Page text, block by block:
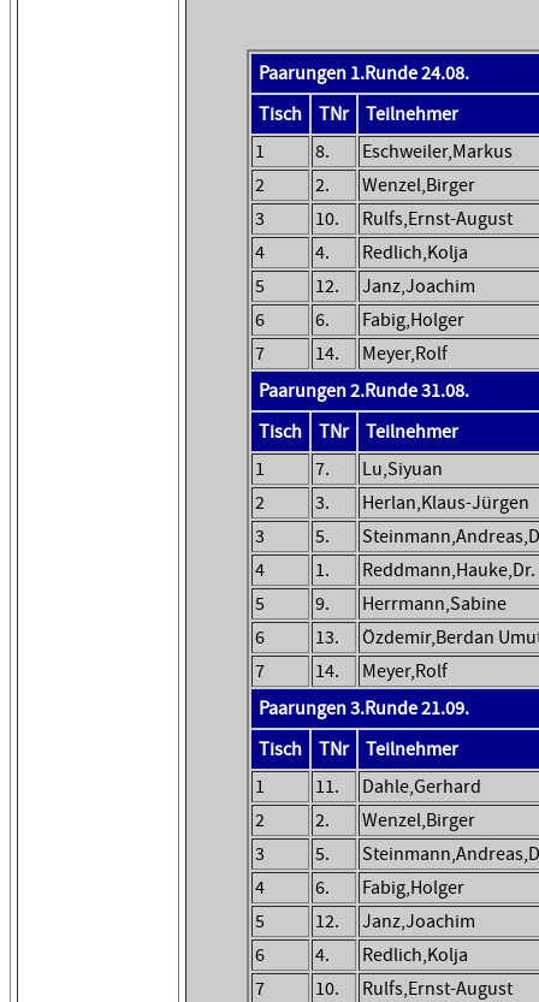
Paarungen 1.Runde 24.08.
Tisch
TNr
Teilnehmer
1
8.
Eschweiler,Markus
2
2.
Wenzel,Birger
3
10.
Rulfs,Ernst-August
4
4.
Redlich,Kolja
5
12.
Janz,Joachim
6
6.
Fabig,Holger
7
14.
Meyer,Rolf
Paarungen 2.Runde 31.08.
Tisch
TNr
Teilnehmer
1
7.
Lu,Siyuan
2
3.
Herlan,Klaus-Jürgen
3
5.
4
1.
Reddmann,Hauke,Dr.
5
9.
Herrmann,Sabine
6
13.
Özdemir,Berdan
7
14.
Meyer,Rolf
Paarungen 3.Runde 21.09.
Tisch
TNr
Teilnehmer
1
11.
Dahle,Gerhard
2
2.
Wenzel,Birger
3
5.
4
6.
Fabig,Holger
5
12.
Janz,Joachim
6
4.
Redlich,Kolja
7
10.
Rulfs,Ernst-August